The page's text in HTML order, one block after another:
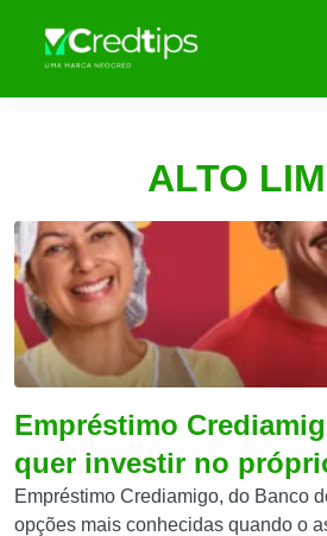
ALTO
Empréstimo
quer investir no
Empréstimo Crediamigo, do Banco
opções mais conhecidas quando o